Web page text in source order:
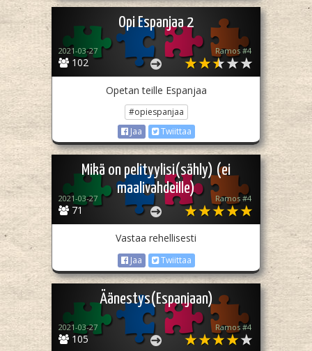
Opi Espanjaa 2
102
2021-03-27 Ramos #4
Opetan teille Espanjaa
#opiespanjaa
Jaa
Twiittaa
Mikä on pelityylisi(sähly) (ei
maalivahdeille)
71
2021-03-27 Ramos #4
Vastaa rehellisesti
Jaa Twiittaa
Äänestys(Espanjaan)
105
2021-03-27 Ramos #4